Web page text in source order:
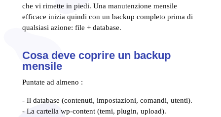
che vi rimette in piedi. Una manutenzione mensile
efficace inizia quindi con un backup completo prima di
qualsiasi azione: file + database.
Cosa deve coprire un backup
mensile
Puntate ad almeno :
- Il database (contenuti, impostazioni, comandi, utenti).
- La cartella wp-content (temi, plugin, upload).